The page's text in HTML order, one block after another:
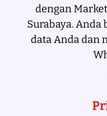
dengan
Surabaya. Anda
data Anda dan